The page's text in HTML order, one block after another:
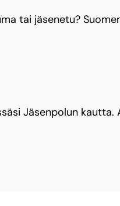
tai jäsenetu?
Jäsenpolun